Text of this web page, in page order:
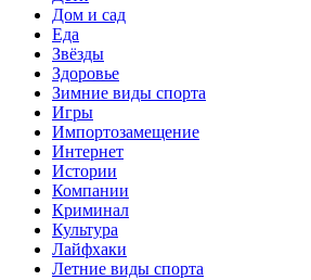
Дом и сад
Еда
Звёзды
Здоровье
Зимние виды спорта
Игры
Импортозамещение
Интернет
Истории
Компании
Криминал
Культура
Лайфхаки
Летние виды спорта